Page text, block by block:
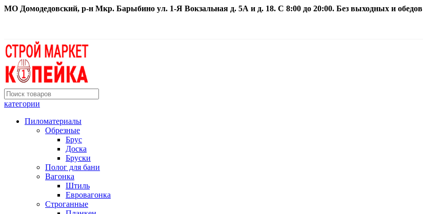
МО Домодедовский, р-н Мкр. Барыбино ул. 1-Я Вокзальная д. 5А и д. 18. С 8:00 до 20:00. Без выходных и обедов
категории
Пиломатериалы
Обрезные
Брус
Доска
Бруски
Полог для бани
Вагонка
Штиль
Евровагонка
Строганные